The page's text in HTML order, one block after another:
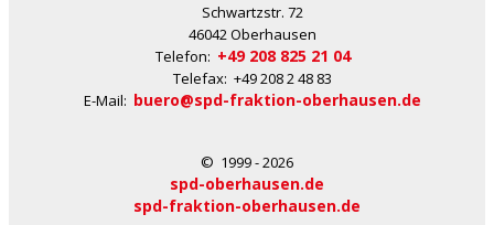
Schwartzstr. 72
46042 Oberhausen
Telefon: +49 208 825 21 04
Telefax: +49 208 2 48 83
E-Mail: buero@spd-fraktion-oberhausen.de
© 1999 - 2026
spd-oberhausen.de
spd-fraktion-oberhausen.de